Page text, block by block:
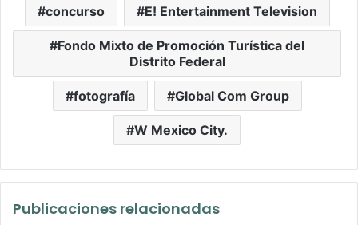
concurso E! Entertainment Television
Fondo Mixto de Promoción Turística del
Distrito Federal
fotografía Global Com Group
W Mexico City.
Publicaciones relacionadas